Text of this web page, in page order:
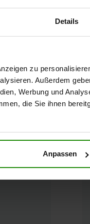
Details
zu
Außerdem
Werbung und
die Sie ihnen
Anpassen